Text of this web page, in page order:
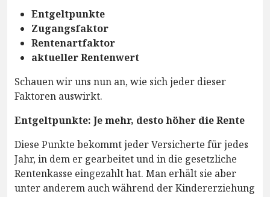
Entgeltpunkte
Zugangsfaktor
Rentenartfaktor
aktueller Rentenwert
Schauen wir uns nun an, wie sich jeder dieser
Faktoren auswirkt.
Entgeltpunkte: Je mehr, desto höher die Rente
Diese Punkte bekommt jeder Versicherte für jedes
Jahr, in dem er gearbeitet und in die gesetzliche
Rentenkasse eingezahlt hat. Man erhält sie aber
unter anderem auch während der Kindererziehung